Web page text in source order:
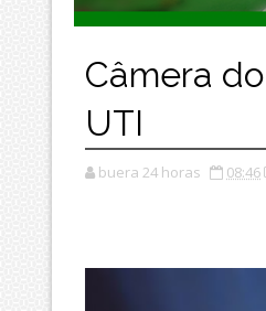
Câmera
UTI
buera 24 horas 08:46